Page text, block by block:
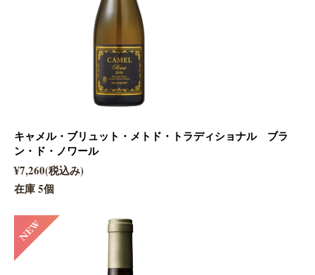
キャメル・ブリュット・メトド・トラディショナル ブラ
ン・ド・ノワール
¥7,260(税込み)
在庫 5個